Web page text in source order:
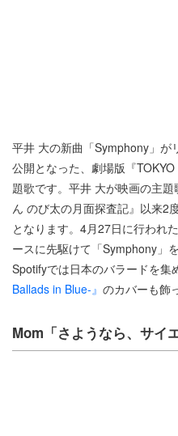
平井 大の新曲「Symphony」が
公開となった、劇場版『
題歌です。平井 大が映画の主
ん のび太の月面探査記』以来2
となります。4月27日に行われ
ースに先駆けて「Symphony」
Spotifyでは日本のバラードを集
Ballads in Blue-』 のカバーも飾
Mom「さようなら、サイ